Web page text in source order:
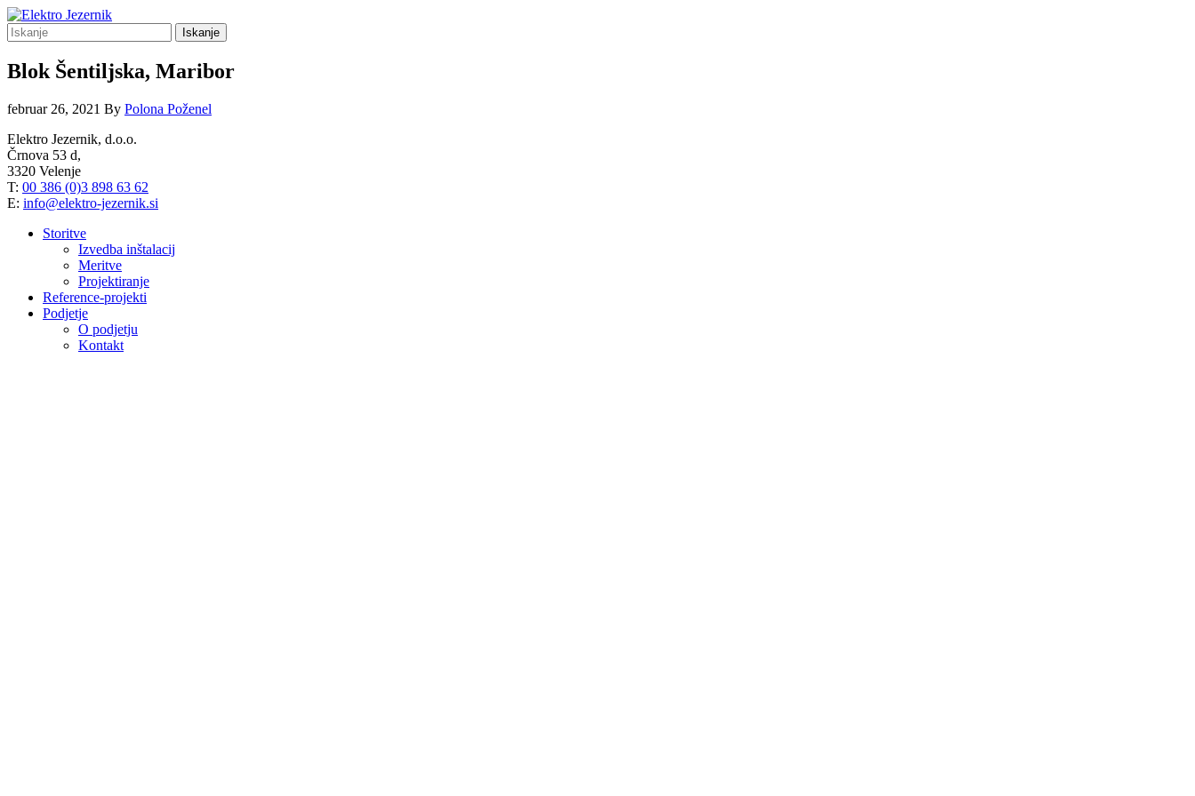
Iskanje
Blok Šentiljska, Maribor
februar 26, 2021 By Polona Poženel
Elektro Jezernik, d.o.o.
Črnova 53 d,
3320 Velenje
T: 00 386 (0)3 898 63 62
E: info@elektro-jezernik.si
Storitve
Izvedba inštalacij
Meritve
Projektiranje
Reference-projekti
Podjetje
O podjetju
Kontakt